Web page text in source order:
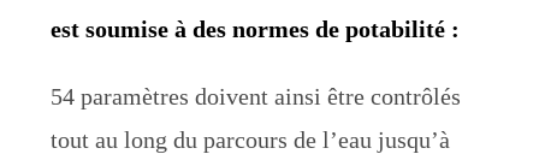
est soumise à des normes de potabilité :
54 paramètres doivent ainsi être contrôlés
tout au long du parcours de l’eau jusqu’à